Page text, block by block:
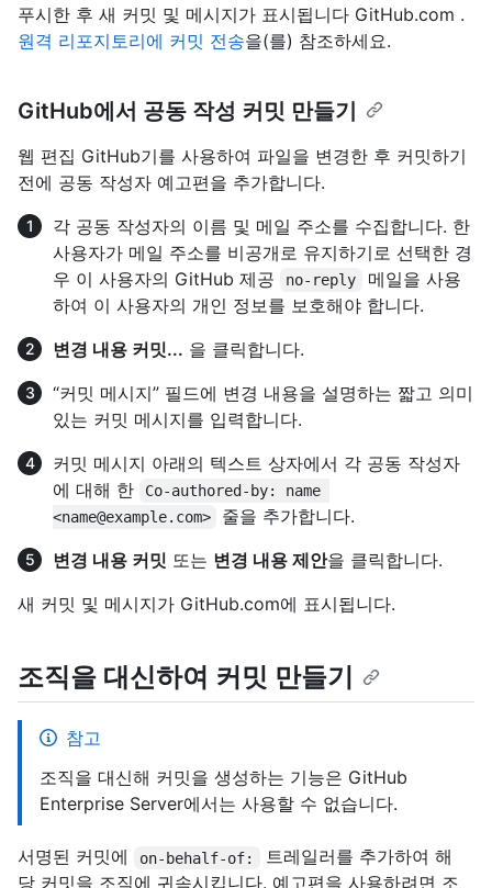
푸시한 후 새 커밋 및 메시지가 표시됩니다 GitHub.com .
원격 리포지토리에 커밋 전송을(를) 참조하세요.
GitHub에서 공동 작성 커밋 만들기
웹 편집 GitHub기를 사용하여 파일을 변경한 후 커밋하기
전에 공동 작성자 예고편을 추가합니다.
각 공동 작성자의 이름 및 메일 주소를 수집합니다. 한
사용자가 메일 주소를 비공개로 유지하기로 선택한 경
우 이 사용자의 GitHub 제공
no-reply
메일을 사용
하여 이 사용자의 개인 정보를 보호해야 합니다.
변경 내용 커밋... 을 클릭합니다.
“커밋 메시지” 필드에 변경 내용을 설명하는 짧고 의미
있는 커밋 메시지를 입력합니다.
커밋 메시지 아래의 텍스트 상자에서 각 공동 작성자
에 대해 한
Co-authored-by: name
<name@example.com>
줄을 추가합니다.
변경 내용 커밋 또는 변경 내용 제안을 클릭합니다.
새 커밋 및 메시지가 GitHub.com에 표시됩니다.
조직을 대신하여 커밋 만들기
참고
조직을 대신해 커밋을 생성하는 기능은 GitHub
Enterprise Server에서는 사용할 수 없습니다.
서명된 커밋에 on-behalf-of:
트레일러를 추가하여 해
당 커밋을 조직에 귀속시킵니다. 예고편을 사용하려면 조